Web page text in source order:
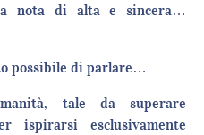
nota di alta e sincera…
possibile di parlare…
tale da superare
ispirarsi esclusivamente